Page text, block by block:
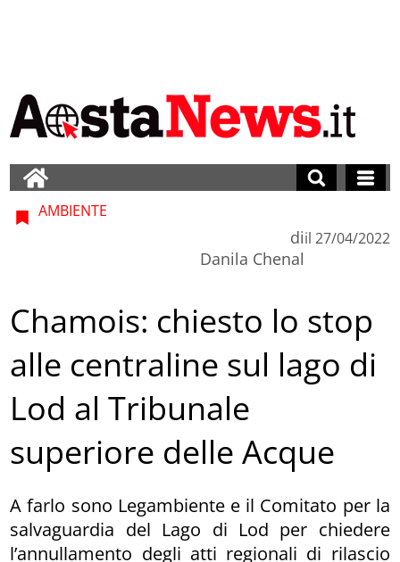
AMBIENTE
di
Danila Chenal
il 27/04/2022
Chamois: chiesto lo stop
alle centraline sul lago di
Lod al Tribunale
superiore delle Acque
A farlo sono Legambiente e il Comitato per la
salvaguardia del Lago di Lod per chiedere
l’annullamento degli atti regionali di rilascio